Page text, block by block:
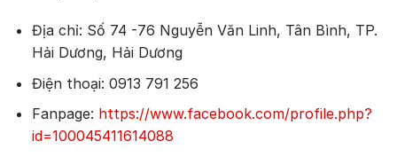
Địa chỉ: Số 74 -76 Nguyễn Văn Linh, Tân Bình, TP.
Hải Dương, Hải Dương
Điện thoại: 0913 791 256
Fanpage: https://www.facebook.com/profile.php?
id=100045411614088